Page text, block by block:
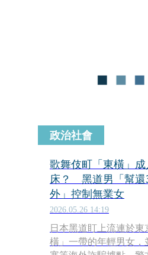
政治社會
歌舞伎町「東橫」
床？ 黑道男「幫還
外」控制無業女
2026.05.26 14:19
日本黑道盯上流連於
橫」一帶的年輕男女，